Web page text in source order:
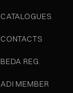
CATALOGUES
CONTACTS
BEDA REG.
ADI MEMBER